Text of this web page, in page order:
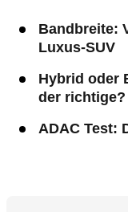
Bandbreite:
Luxus-SUV
Hybrid oder
der richtige?
ADAC Test: